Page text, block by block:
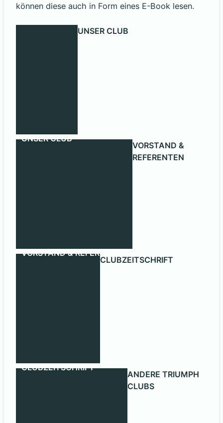
können diese auch in Form eines E-Book lesen.
UNSER CLUB
UNSER CLUB
VORSTAND & REFERENTEN
VORSTAND &
REFERENTEN
CLUBZEITSCHRIFT
CLUBZEITSCHRIFT
ANDERE TRIUMPH
CLUBS